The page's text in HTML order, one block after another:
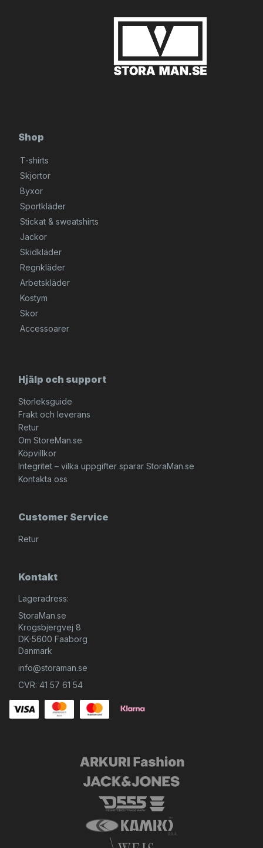
Shop
T-shirts
Skjortor
Byxor
Sportkläder
Stickat & sweatshirts
Jackor
Skidkläder
Regnkläder
Arbetskläder
Kostym
Skor
Accessoarer
Hjälp och support
Storleksguide
Frakt och leverans
Retur
Om StoreMan.se
Köpvillkor
Integritet – vilka uppgifter sparar StoraMan.se
Kontakta oss
Customer Service
Retur
Kontakt
Lageradress:
StoraMan.se
Krogsbjergvej 8
DK-5600 Faaborg
Danmark
info@storaman.se
CVR: 41 57 61 54